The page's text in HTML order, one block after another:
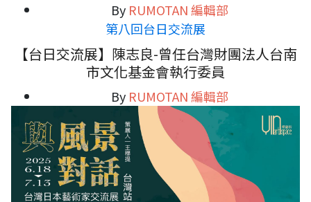
By RUMOTAN 編輯部
第八回台日交流展
【台日交流展】陳志良-曾任台灣財團法人台南
市文化基金會執行委員
By RUMOTAN 編輯部